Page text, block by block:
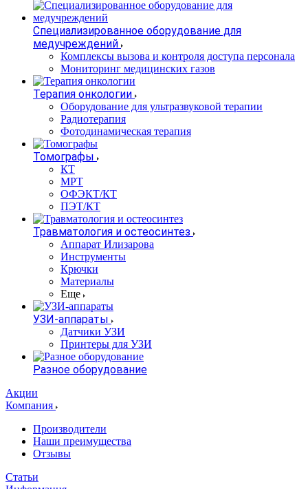
Специализированное оборудование для
медучреждений
Комплексы вызова и контроля доступа персонала
Мониторинг медицинских газов
Терапия онкологии
Оборудование для ультразвуковой терапии
Радиотерапия
Фотодинамическая терапия
Томографы
КТ
МРТ
ОФЭКТ/КТ
ПЭТ/КТ
Травматология и остеосинтез
Аппарат Илизарова
Инструменты
Крючки
Материалы
Еще
УЗИ-аппараты
Датчики УЗИ
Принтеры для УЗИ
Разное оборудование
Акции
Компания
Производители
Наши преимущества
Отзывы
Статьи